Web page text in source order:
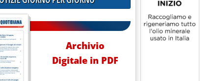
Archivio
Digitale in PDF